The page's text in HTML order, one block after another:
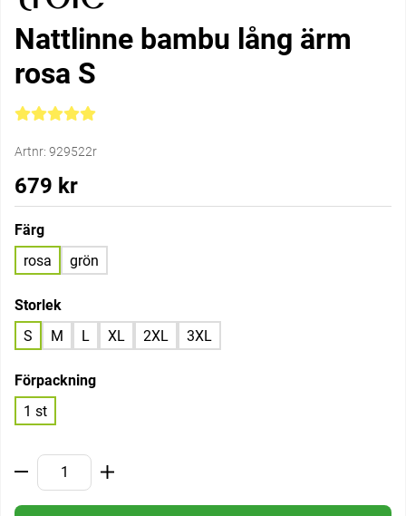
Nattlinne bambu lång ärm
rosa S
Medelbetyg 5 av 5 Antal betyg 1
Artnr: 929522r
679 kr
Färg
rosa
grön
Storlek
S
M L XL 2XL 3XL
Förpackning
1 st